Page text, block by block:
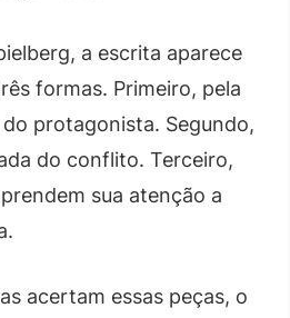
a escrita aparece
formas. Primeiro, pela
protagonista. Segundo,
do conflito. Terceiro,
sua atenção a
acertam essas peças, o